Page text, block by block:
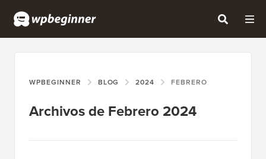
WPBEGINNER BLOG 2024 FEBRERO
Archivos de Febrero 2024